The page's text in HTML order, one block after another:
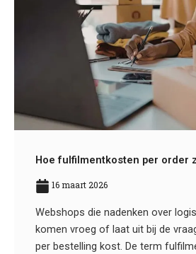
Hoe fulfilmentkosten per order
16 maart 2026
Webshops die nadenken over
komen vroeg of laat uit bij de
per bestelling kost. De term